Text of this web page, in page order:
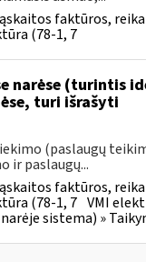
faktūros,
(78-1, 7
narėse (turintis
turi išrašyti
(paslaugų
ir paslaugų...
faktūros,
(78-1, 7 VMI
sistema) »